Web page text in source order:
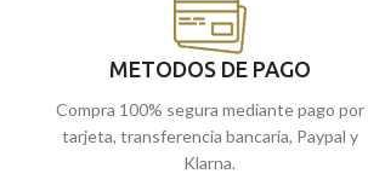
online y te la enviamos a casa.
METODOS DE PAGO
Compra 100% segura mediante pago por
tarjeta, transferencia bancaria, Paypal y
Klarna.